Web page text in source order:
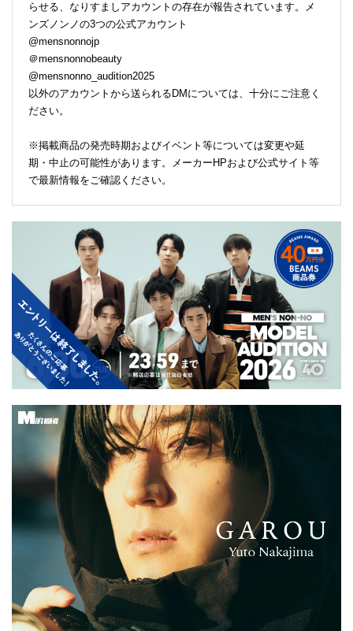
らせる、なりすましアカウントの存在が報告されています。メ
ンズノンノの3つの公式アカウント
@mensnonnojp
＠mensnonnobeauty
@mensnonno_audition2025
以外のアカウントから送られるDMについては、十分にご注意く
ださい。
※掲載商品の発売時期およびイベント等については変更や延
期・中止の可能性があります。メーカーHPおよび公式サイト等
で最新情報をご確認ください。